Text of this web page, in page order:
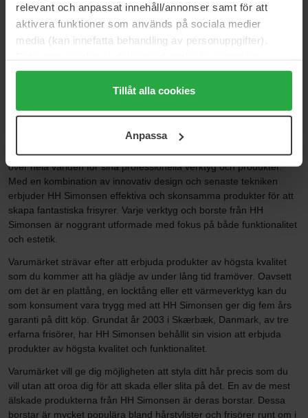
relevant och anpassat innehåll/annonser samt för att
aktivera funktioner som används på sociala medier
media (kan innefatta behandling av personuppgifter).
Genom att trycka på "Tillåt alla cookies" accepterar du
alla cookies, medan du under "Detaljer" kan anpassa
användningen av cookies. Du kan när som helst återkalla
samt vår Integritetspolicy.
Tillåt alla cookies
Anpassa
Sida 1 av 2
HH Simonsen är ett varumärke som hyllas av stylister och frisörer
över hela världen för sina professionella verktyg och produkter.
Med en kombination av innovativ design och senaste tekniken
erbjuder HH Simonsen effektiva och skonsamma produkter för att
skapa fantastiska frisyrer. Varje verktyg och borste från HH
Simonsen är noggrant utformade med fokus på både funktionalitet
och estetik.
Varumärket strävar efter att erbjuda produkter av högsta kvalitet
som du kommer att ha glädje av under lång tid framöver. Oavsett
om det är en plattång, en locktång eller ett värmeverktyg kan du
som konsument vara trygg med att HH Simonsen ger dig fem års
garanti på ditt köp. Grundat år 2003 i Skærbæk, Danmark, av tre
erfarna frisörer, har HH Simonsen behållit sin vision att erbjuda
produkter av högsta kvalitet och funktionalitet.
Varumärket vill ge dig möjligheten att styla ditt hår precis som du
vill utan att oroa dig för att skada eller slita på det. En av de mest
älskade produkterna från HH Simonsen är deras borstar. Dessa
borstar är mycket populära bland hårstylister och frisörer runt om i